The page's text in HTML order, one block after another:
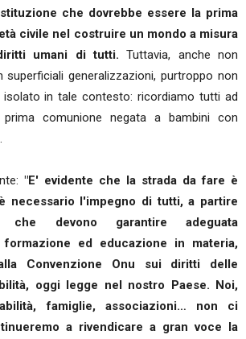
che dovrebbe essere la prima
civile nel costruire un mondo a misura
umani di tutti. Tuttavia, anche non
superficiali generalizzazioni, purtroppo non
in tale contesto: ricordiamo tutti ad
comunione negata a bambini con
"E' evidente che la strada da fare è
necessario l'impegno di tutti, a partire
che devono garantire adeguata
formazione ed educazione in materia,
Convenzione Onu sui diritti delle
oggi legge nel nostro Paese. Noi,
famiglie, associazioni… non ci
a rivendicare a gran voce la